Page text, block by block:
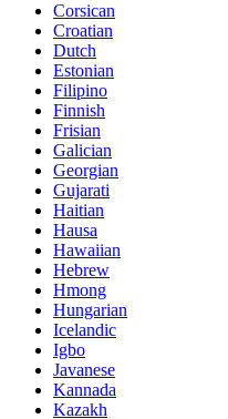
Corsican
Croatian
Dutch
Estonian
Filipino
Finnish
Frisian
Galician
Georgian
Gujarati
Haitian
Hausa
Hawaiian
Hebrew
Hmong
Hungarian
Icelandic
Igbo
Javanese
Kannada
Kazakh